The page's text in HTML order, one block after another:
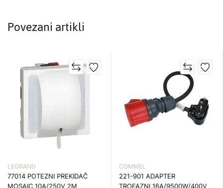
Povezani artikli
LEGRAND
77014 POTEZNI PREKIDAČ
MOSAIC 10A/250V 2M
COMMEL
221-901 ADAPTER
TROFAZNI 16A/9500W/400V